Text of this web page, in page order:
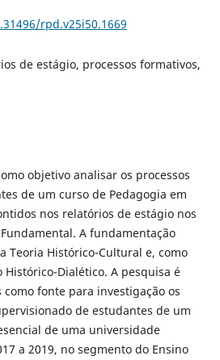
rpd.v25i50.1669
de estágio, processos formativos,
objetivo analisar os processos
de um curso de Pedagogia em
nos relatórios de estágio nos
A fundamentação
Teoria Histórico-Cultural e, como
Dialético. A pesquisa é
fonte para investigação os
de estudantes de um
de uma universidade
a 2019, no segmento do Ensino